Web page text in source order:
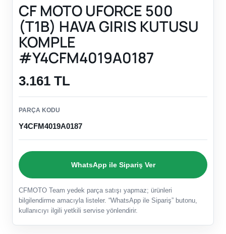
CF MOTO UFORCE 500
(T1B) HAVA GIRIS KUTUSU
KOMPLE
#Y4CFM4019A0187
3.161 TL
PARÇA KODU
Y4CFM4019A0187
WhatsApp ile Sipariş Ver
CFMOTO Team yedek parça satışı yapmaz; ürünleri
bilgilendirme amacıyla listeler. “WhatsApp ile Sipariş” butonu,
kullanıcıyı ilgili yetkili servise yönlendirir.